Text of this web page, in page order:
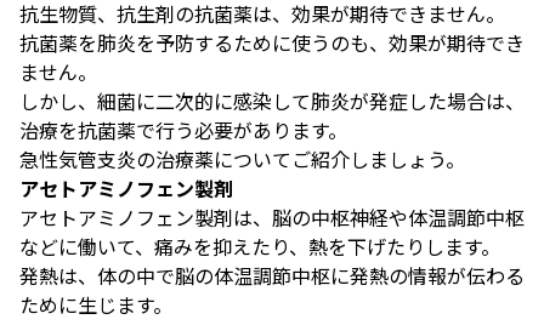
抗生物質、抗生剤の抗菌薬は、効果が期待できません。
抗菌薬を肺炎を予防するために使うのも、効果が期待でき
ません。
しかし、細菌に二次的に感染して肺炎が発症した場合は、
治療を抗菌薬で行う必要があります。
急性気管支炎の治療薬についてご紹介しましょう。
アセトアミノフェン製剤
アセトアミノフェン製剤は、脳の中枢神経や体温調節中枢
などに働いて、痛みを抑えたり、熱を下げたりします。
発熱は、体の中で脳の体温調節中枢に発熱の情報が伝わる
ために生じます。